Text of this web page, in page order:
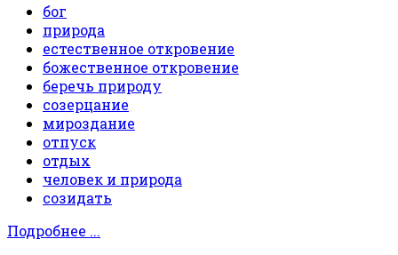
бог
природа
естественное откровение
божественное откровение
беречь природу
созерцание
мироздание
отпуск
отдых
человек и природа
созидать
Подробнее ...